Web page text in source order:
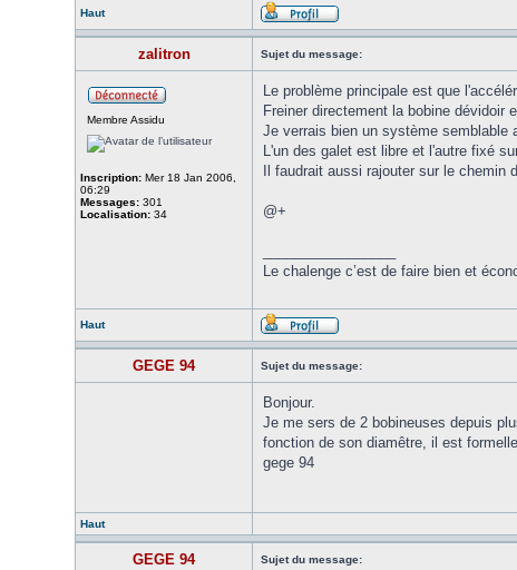
Haut
zalitron Sujet du message:
Membre Assidu
Inscription: Mer 18 Jan 2006,
06:29
Messages: 301
Localisation: 34
Le problème principale est que
Freiner directement la bobine dévidoir
Je verrais bien un système semblable
L'un des galet est libre et l'autre fixé
Il faudrait aussi rajouter sur le
@+
Le chalenge c’est de faire bien et
Haut
GEGE 94 Sujet du message:
Bonjour.
Je me sers de 2 bobineuses depuis
fonction de son diamêtre, il est
gege 94
Haut
GEGE 94 Sujet du message: